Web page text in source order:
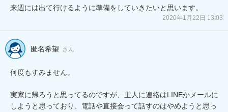
来週には出て行けるように準備をしていきたいと思います。
2020年1月22日 13:03
匿名希望 さん
何度もすみません。
実家に帰ろうと思ってるのですが、主人に連絡はLINEかメールに
しようと思っており、電話や直接会って話すのはやめようと思っ